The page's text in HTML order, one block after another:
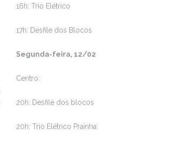
16h: Trio Elétrico
17h: Desfile dos Blocos
Segunda-feira, 12/02
Centro:
20h: Desfile dos blocos
20h: Trio Elétrico Prainha: